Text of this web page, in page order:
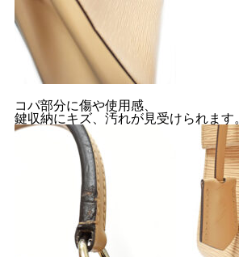
コパ部分に傷や使用感、
鍵収納にキズ、汚れが見受けられます。